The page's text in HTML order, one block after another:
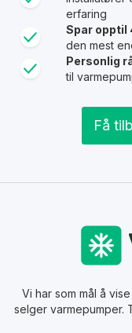
erfaring
Spar opptil
den mest
Personlig
til
Få
Vi har som mål å
selger varmepumper.